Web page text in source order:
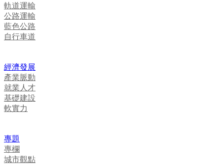
軌道運輸
公路運輸
藍色公路
自行車道
經濟發展
產業脈動
就業人才
基礎建設
軟實力
專題
專欄
城市觀點